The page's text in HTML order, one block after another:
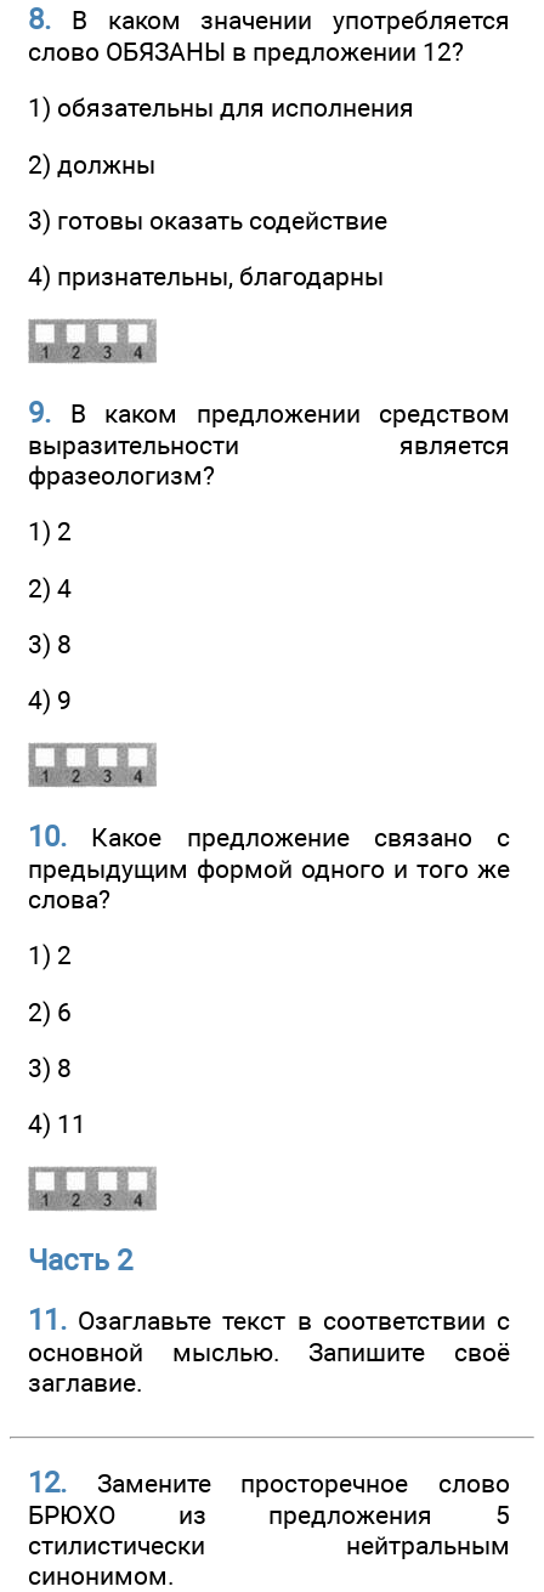
8. В каком значении употребляется
слово ОБЯЗАНЫ в предложении 12?
1) обязательны для исполнения
2) должны
3) готовы оказать содействие
4) признательны, благодарны
9. В каком предложении средством
выразительности является
фразеологизм?
1) 2
2) 4
3) 8
4) 9
10. Какое предложение связано с
предыдущим формой одного и того же
слова?
1) 2
2) 6
3) 8
4) 11
Часть 2
11. Озаглавьте текст в соответствии с
основной мыслью. Запишите своё
заглавие.
12. Замените просторечное слово
БРЮХО из предложения 5
стилистически нейтральным
синонимом.